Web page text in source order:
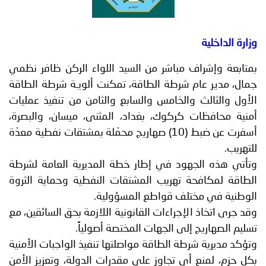
نحن
اتصل
بنا
وزارة الداخلية
بمتابعة وإشراف مباشر من السيد اللواء الركن ظافر نظمي
جمال، مدير عام شرطة الطاقة، تمكنت ألويـة شرطة الطاقة
الأول والثالث والخامس والسابع والثامن من تنفيذ عمليات
أمنية محافظات كركوك، بغداد، المثنى، ميسان، والبصرة،
أسفرت عن ضبط (10) صهاريج محمّلة بمشتقات نفطية معدّة
للتهريب.
وتأتي هذه الجهود في إطار خطة المديرية العامة لشرطة
الطاقة لمكافحة تهريب المشتقات النفطية وحماية الثروة
الوطنية في مختلف قواطع المسؤولية.
وقد جرى اتخاذ الإجراءات القانونية اللازمة بحق السائقين، مع
تسليم الصهاريج إلى الجهات المختصة أصولياً.
وتؤكد مديرية شرطة الطاقة مواصلتها تنفيذ الواجبات الأمنية
بكل حزم، لمنع أي تجاوز على مقدرات الدولة، وتعزيز الأمن